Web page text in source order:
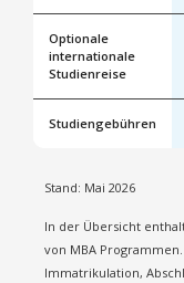
Optionale
internationale
Studienreise
Studiengebühren
Stand: Mai 2026
In der Übersicht
von MBA
Immatrikulation,